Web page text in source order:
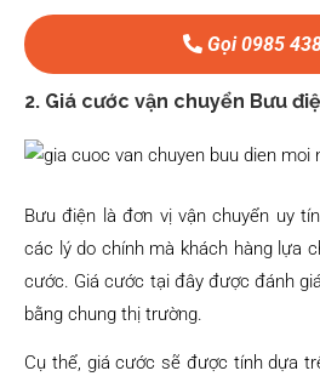
Gọi 0985
2. Giá cước vận chuyển Bưu
Bưu điện là đơn vị vận chuyển uy
các lý do chính mà khách hàng lựa
cước. Giá cước tại đây được đánh
bằng chung thị trường.
Cụ thể, giá cước sẽ được tính dựa